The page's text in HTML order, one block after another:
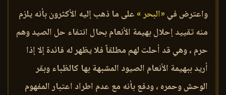
واعترض في «البحر » على ما ذهب إليه الأكثرون بأنه يلزم
منه تقييد إحلال بهيمة الأنعام بحال انتفاء حل الصيد وهم
حرم ، وهي قد أحلت لهم مطلقاً فلا يظهر له فائدة إلا إذا
أريد ببهيمة الأنعام الصيود المشبهة بها كالظباء وبقر
الوحش وحمره ، ودفع بأنه مع عدم اطراد اعتبار المفهوم